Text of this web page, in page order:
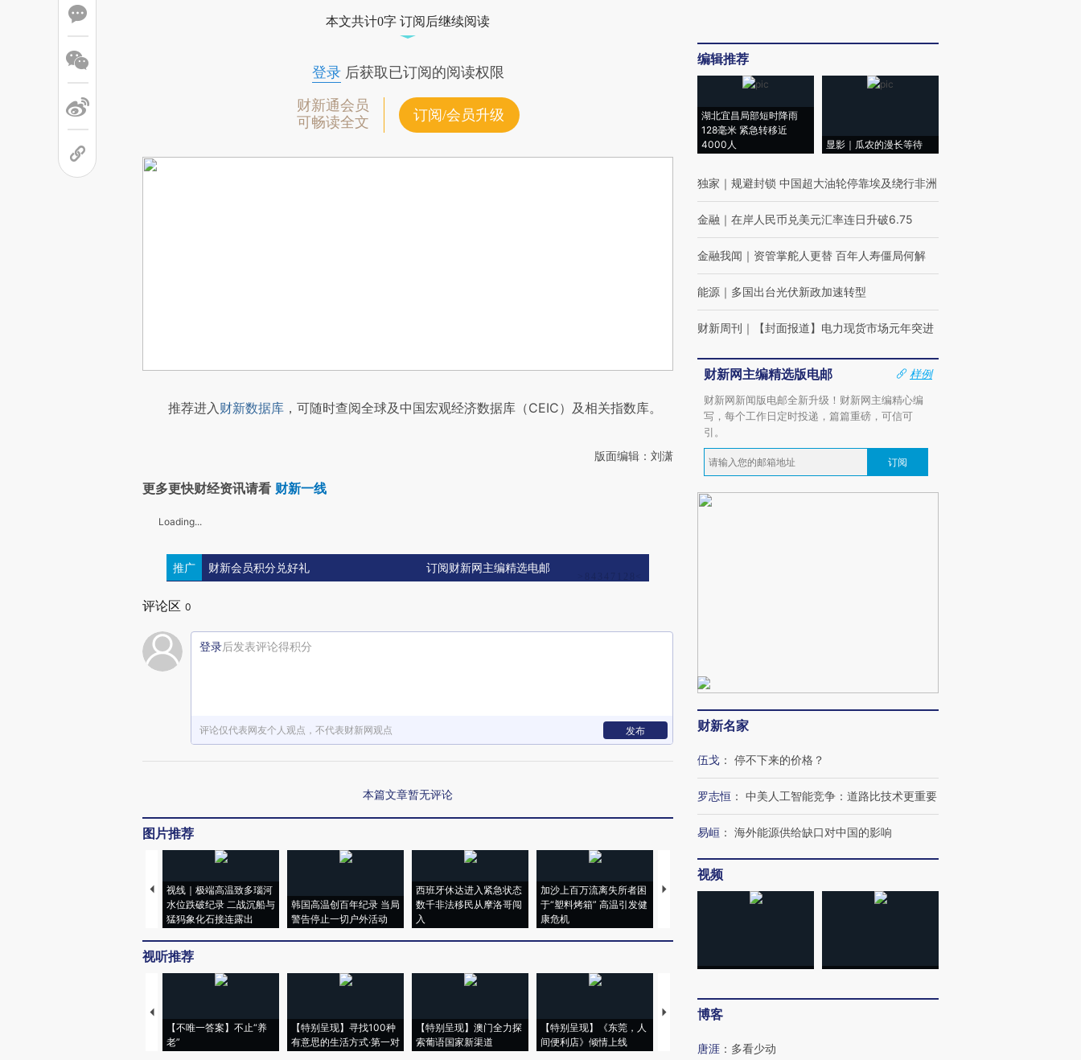
本文共计0字 订阅后继续阅读
登录后获取已订阅的阅读权限
财新通会员
可畅读全文
订阅/会员升级
推荐进入财新数据库 ，可随时查阅全球及中国宏观经济数据库（CEIC）及相关指数库。
版面编辑：刘潇
更多更快财经资讯请看 财新一线
Loading...
推广 财新会员积分兑好礼 订阅财新网主编精选电邮
评论区 0
登录后发表评论得积分
评论仅代表网友个人观点，不代表财新网观点 发布
本篇文章暂无评论
图片推荐
视线｜极端高温致多瑙河
水位跌破纪录 二战沉船与
猛犸象化石接连露出
韩国高温创百年纪录 当局
警告停止一切户外活动
西班牙休达进入紧急状态
数千非法移民从摩洛哥闯
入
加沙上百万流离失所者困
于“塑料烤箱” 高温引发健
康危机
视线｜HYROX的吸金
术：是什么让中产们甘
马航飞行员跨国走私7万
粒摇头丸 尿检体内含3种
视线｜被称为“蟑螂”的印
视听推荐
【不唯一答案】不止“养
老”
【特别呈现】寻找100种
有意思的生活方式·第一对
【特别呈现】澳门全力探
索葡语国家新渠道
【特别呈现】《东莞，人
间便利店》倾情上线
【推广】走进第四届链博
编辑推荐
湖北宜昌局部短时降雨
128毫米 紧急转移近
4000人
显影｜瓜农的漫长等待
独家 ｜ 规避封锁 中国超大油轮停靠埃及绕行非洲
金融 ｜ 在岸人民币兑美元汇率连日升破6.75
金融我闻 ｜ 资管掌舵人更替 百年人寿僵局何解
能源 ｜ 多国出台光伏新政加速转型
财新周刊 ｜ 【封面报道】电力现货市场元年突进
财新网主编精选版电邮
样例
财新网新闻版电邮全新升级！财新网主编精心编
写，每个工作日定时投递，篇篇重磅，可信可
引。
订阅
财新名家
伍戈 ： 停不下来的价格？
罗志恒 ： 中美人工智能竞争：道路比技术更重要
易峘 ： 海外能源供给缺口对中国的影响
视频
博客
唐涯 ： 多看少动